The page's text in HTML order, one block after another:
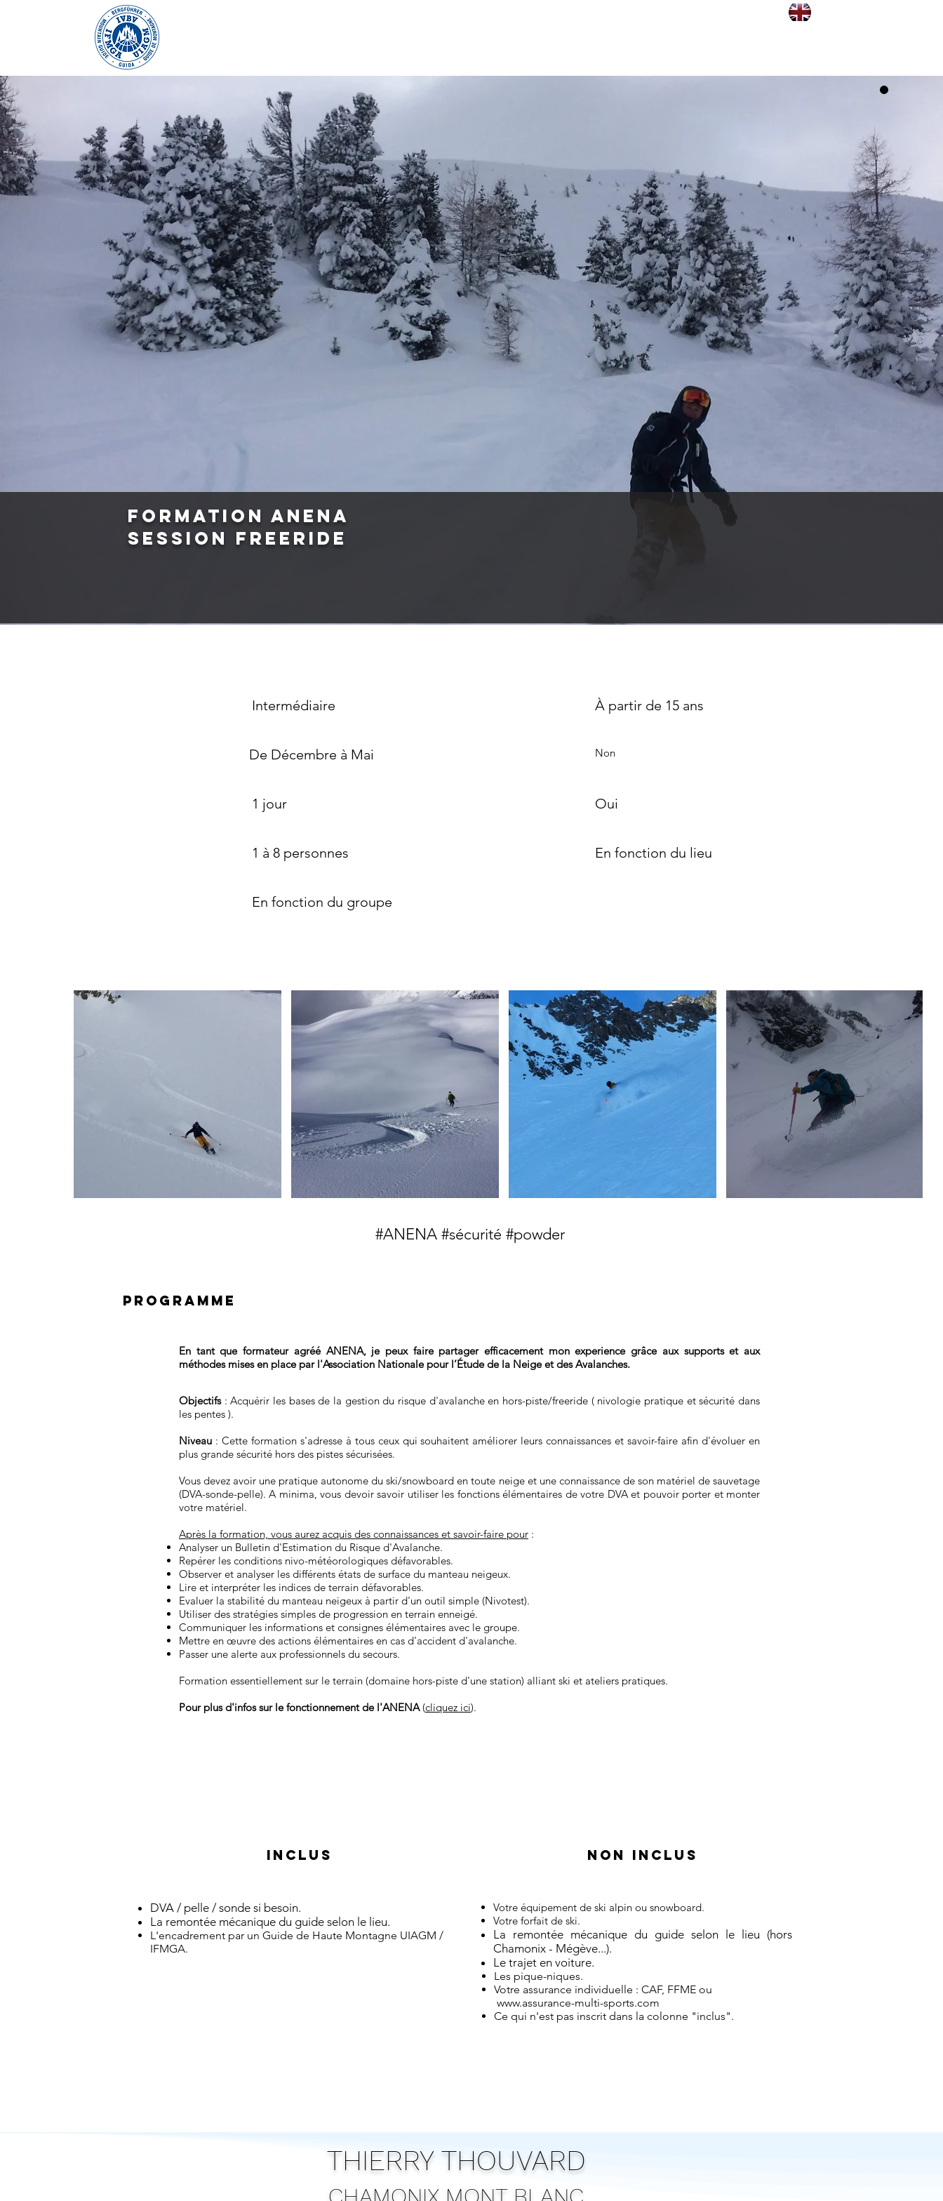
Formation ANENA
Session Freeride
Intermédiaire
1 jour
1 à 8 personnes
En fonction du groupe
À partir de 15 ans
Oui
En fonction du lieu
De Décembre à Mai Non
#ANENA #sécurité #powder
PROGRAMME
En tant que formateur agréé ANENA, je peux faire partager efficacement mon experience grâce aux supports et aux
méthodes mises en place par l'Association Nationale pour l’Étude de la Neige et des Avalanches.
Objectifs: Acquérir les bases de la gestion du risque d'avalanche en hors-piste/freeride ( nivologie pratique et sécurité dans
les pentes ).
Niveau : Cette formation s'adresse à tous ceux qui souhaitent améliorer leurs connaissances et savoir-faire afin d'évoluer en
plus grande sécurité hors des pistes sécurisées.
Vous devez avoir une pratique autonome du ski/snowboard en toute neige et une connaissance de son matériel de sauvetage
(DVA-sonde-pelle). A minima, vous devoir savoir utiliser les fonctions élémentaires de votre DVA et pouvoir porter et monter
votre matériel.
Après la formation, vous aurez acquis des connaissances et savoir-faire pour :
Analyser un Bulletin d'Estimation du Risque d'Avalanche.
Repérer les conditions nivo-météorologiques défavorables.
Observer et analyser les différents états de surface du manteau neigeux.
Lire et interpréter les indices de terrain défavorables.
Evaluer la stabilité du manteau neigeux à partir d'un outil simple (Nivotest).
Utiliser des stratégies simples de progression en terrain enneigé.
Communiquer les informations et consignes élémentaires avec le groupe.
Mettre en œuvre des actions élémentaires en cas d'accident d'avalanche.
Passer une alerte aux professionnels du secours.
Formation essentiellement sur le terrain (domaine hors-piste d'une station) alliant ski et ateliers pratiques.
Pour plus d'infos sur le fonctionnement de l'ANENA(cliquez ici).
INCLUS
DVA / pelle / sonde si besoin.
La remontée mécanique du guide selon le lieu.
L'encadrement par un Guide de Haute Montagne UIAGM /
IFMGA.
NON INCLUS
Votre équipement de ski alpin ou snowboard.
Votre forfait de ski.
La remontée mécanique du guide selon le lieu (hors
Chamonix - Mégève...).
Le trajet en voiture.
​​Les pique-niques.​
Votre assurance individuelle : CAF, FFME ou
www.assurance-multi-sports.com
Ce qui n'est pas inscrit dans la colonne "inclus".
THIERRY THOUVARD